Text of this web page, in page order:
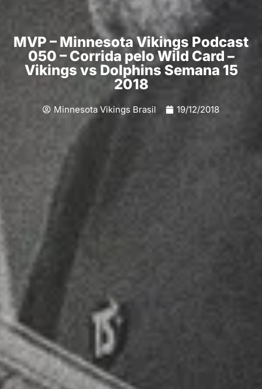
MVP – Minnesota Vikings Podcast
050 – Corrida pelo Wild Card –
Vikings vs Dolphins Semana 15
2018
Minnesota Vikings Brasil 19/12/2018